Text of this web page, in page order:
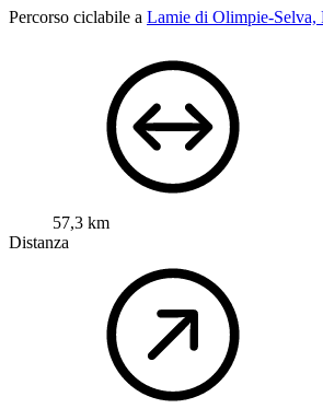
Percorso ciclabile a Lamie di Olimpie-Selva,
57,3 km
Distanza